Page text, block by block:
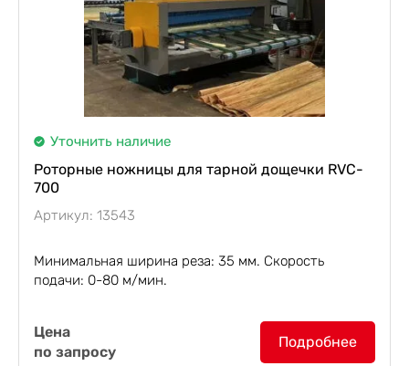
Уточнить наличие
Роторные ножницы для тарной дощечки RVC-
700
Артикул: 13543
Минимальная ширина реза: 35 мм. Скорость
подачи: 0-80 м/мин.
Роторные ножницы для тарной дощечки RVC-700
с максимальной рабочей шириной 700 мм,
толщиной шпона 1-5 мм и двумя режущими
Цена
по запросу
Подробнее